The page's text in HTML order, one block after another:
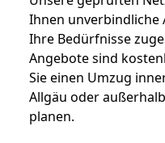
Ihnen unverbindliche
Ihre Bedürfnisse
Angebote sind
Sie einen Umzug
Allgäu oder
planen.